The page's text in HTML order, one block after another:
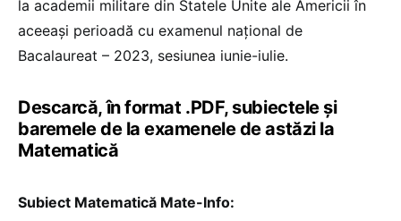
la academii militare din Statele Unite ale Americii în
aceeași perioadă cu examenul național de
Bacalaureat – 2023, sesiunea iunie-iulie.
Descarcă, în format .PDF, subiectele și
baremele de la examenele de astăzi la
Matematică
Subiect Matematică Mate-Info: